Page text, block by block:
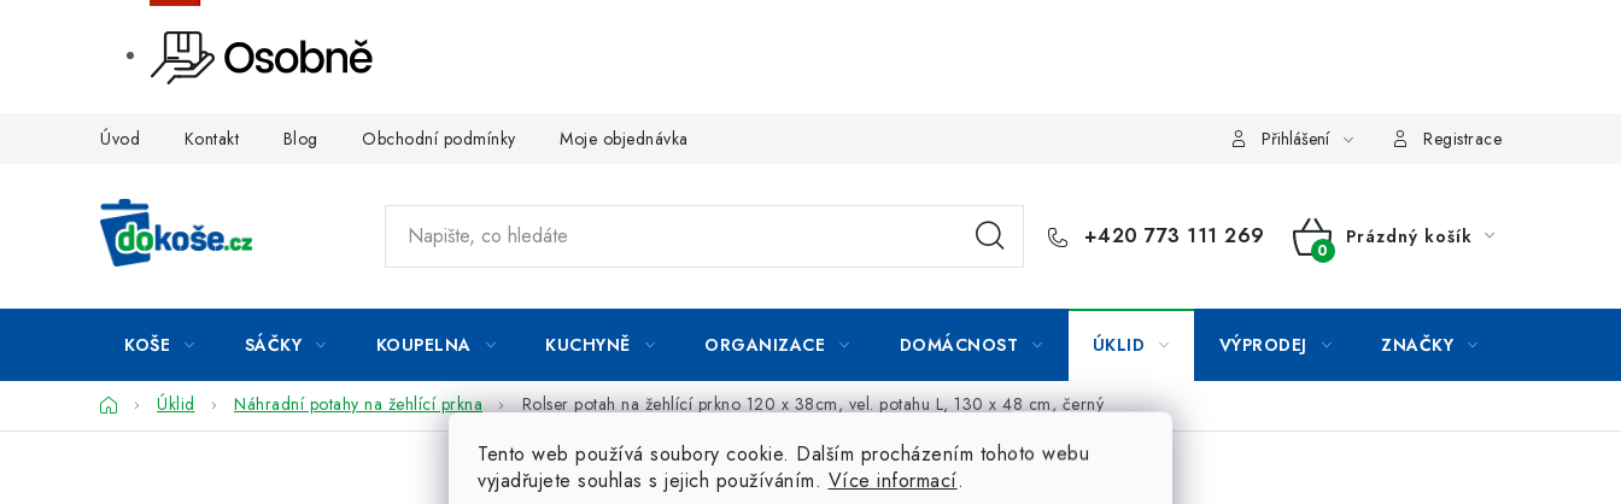
Tento web používá soubory cookie. Dalším procházením tohoto webu
vyjadřujete souhlas s jejich používáním. Více informací.
Úvod Kontakt Blog Obchodní podmínky Moje objednávka Přihlášení Registrace
+420 773 111 269
NÁKUPNÍ
Prázdný košík
KOŠE SÁČKY KOUPELNA KUCHYNĚ ORGANIZACE DOMÁCNOST ÚKLID VÝPRODEJ ZNAČKY
DomůÚklid Náhradní potahy na žehlící prkna Rolser potah na žehlící prkno 120 x 38cm, vel. potahu L, 130 x 48 cm, černý